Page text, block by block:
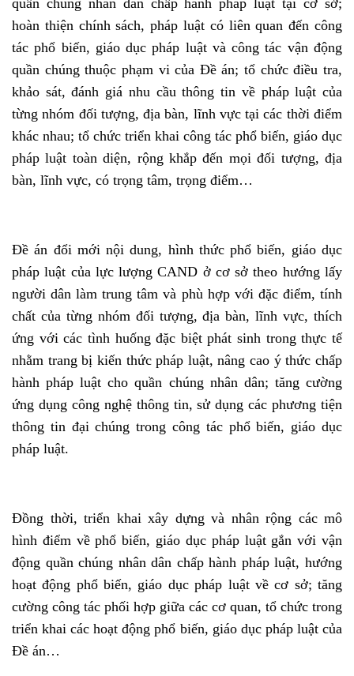
quần chúng nhân dân chấp hành pháp luật tại cơ sở;
hoàn thiện chính sách, pháp luật có liên quan đến công
tác phổ biến, giáo dục pháp luật và công tác vận động
quần chúng thuộc phạm vi của Đề án; tổ chức điều tra,
khảo sát, đánh giá nhu cầu thông tin về pháp luật của
từng nhóm đối tượng, địa bàn, lĩnh vực tại các thời điểm
khác nhau; tổ chức triển khai công tác phổ biến, giáo dục
pháp luật toàn diện, rộng khắp đến mọi đối tượng, địa
bàn, lĩnh vực, có trọng tâm, trọng điểm…
Đề án đổi mới nội dung, hình thức phổ biến, giáo dục
pháp luật của lực lượng CAND ở cơ sở theo hướng lấy
người dân làm trung tâm và phù hợp với đặc điểm, tính
chất của từng nhóm đối tượng, địa bàn, lĩnh vực, thích
ứng với các tình huống đặc biệt phát sinh trong thực tế
nhằm trang bị kiến thức pháp luật, nâng cao ý thức chấp
hành pháp luật cho quần chúng nhân dân; tăng cường
ứng dụng công nghệ thông tin, sử dụng các phương tiện
thông tin đại chúng trong công tác phổ biến, giáo dục
pháp luật.
Đồng thời, triển khai xây dựng và nhân rộng các mô
hình điểm về phổ biến, giáo dục pháp luật gắn với vận
động quần chúng nhân dân chấp hành pháp luật, hướng
hoạt động phổ biến, giáo dục pháp luật về cơ sở; tăng
cường công tác phối hợp giữa các cơ quan, tổ chức trong
triển khai các hoạt động phổ biến, giáo dục pháp luật của
Đề án…